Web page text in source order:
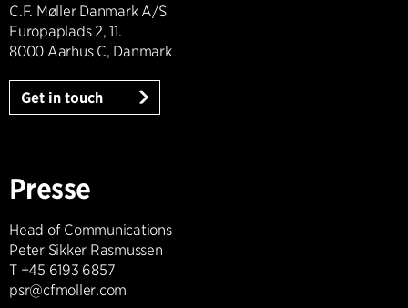
C.F. Møller Danmark A/S
Europaplads 2, 11.
8000 Aarhus C, Danmark
Get in touch
Presse
Head of Communications
Peter Sikker Rasmussen
T +45 6193 6857
psr@cfmoller.com